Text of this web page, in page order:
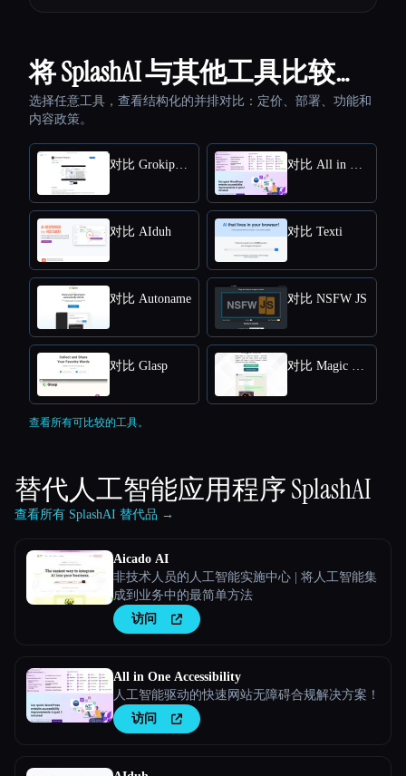
将 SplashAI 与其他工具比较…
选择任意工具，查看结构化的并排对比：定价、部署、功能和
内容政策。
对比 AIduh 对比 Texti
对比 Autoname 对比 NSFW JS
对比 Glasp
查看所有可比较的工具。
替代人工智能应用程序SplashAI
查看所有 SplashAI 替代品 →
Aicado AI
非技术人员的人工智能实施中心 | 将人工智能集
成到业务中的最简单方法
访问
All in One Accessibility
人工智能驱动的快速网站无障碍合规解决方案！
访问